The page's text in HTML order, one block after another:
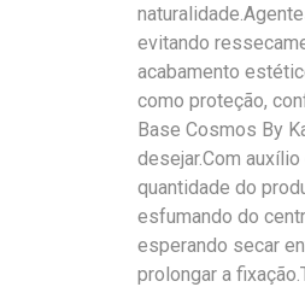
evitando
acabamento
como proteção,
Base Cosmos By
desejar.Com
quantidade do
esfumando do
esperando secar
prolongar a